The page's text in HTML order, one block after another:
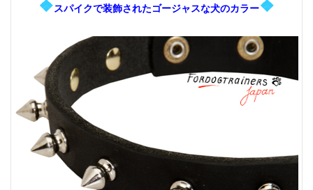
❖スパイクで装飾されたゴージャスな犬のカラー❖